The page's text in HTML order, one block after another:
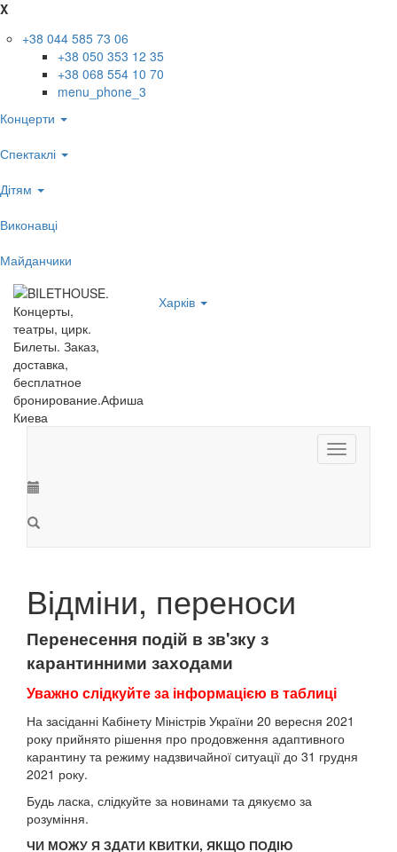
X
+38 044 585 73 06
+38 050 353 12 35
+38 068 554 10 70
menu_phone_3
Концерти
Спектаклі
Дітям
Виконавці
Майданчики
Харків
Toggle
navigation
Відміни, переноси
Перенесення подій в зв'зку з
карантинними заходами
Уважно слідкуйте за інформацією в таблиці
На засіданні Кабінету Міністрів України 20 вересня 2021
року прийнято рішення про продовження адаптивного
карантину та режиму надзвичайної ситуації до 31 грудня
2021 року.
Будь ласка, слідкуйте за новинами та дякуємо за
розуміння.
ЧИ МОЖУ Я ЗДАТИ КВИТКИ, ЯКЩО ПОДІЮ